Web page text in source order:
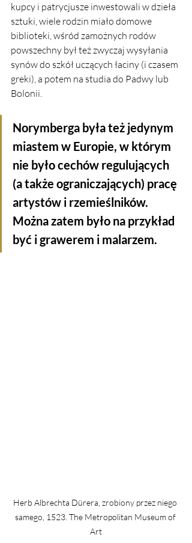
kupcy i patrycjusze inwestowali w dzieła
sztuki, wiele rodzin miało domowe
biblioteki, wśród zamożnych rodów
powszechny był też zwyczaj wysyłania
synów do szkół uczących łaciny (i czasem
greki), a potem na studia do Padwy lub
Bolonii.
Norymberga była też jedynym
miastem w Europie, w którym
nie było cechów regulujących
(a także ograniczających) pracę
artystów i rzemieślników.
Można zatem było na przykład
być i grawerem i malarzem.
Herb Albrechta Dürera, zrobiony przez niego
samego, 1523. The Metropolitan Museum of
Art